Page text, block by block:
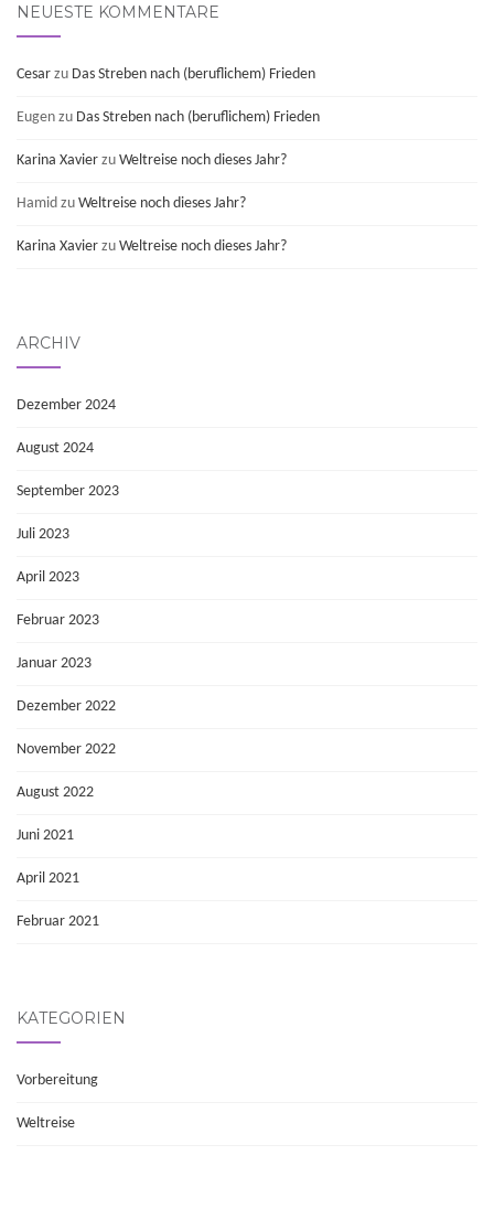
NEUESTE KOMMENTARE
Cesar zu Das Streben nach (beruflichem) Frieden
Eugen zu Das Streben nach (beruflichem) Frieden
Karina Xavier zu Weltreise noch dieses Jahr?
Hamid zu Weltreise noch dieses Jahr?
Karina Xavier zu Weltreise noch dieses Jahr?
ARCHIV
Dezember 2024
August 2024
September 2023
Juli 2023
April 2023
Februar 2023
Januar 2023
Dezember 2022
November 2022
August 2022
Juni 2021
April 2021
Februar 2021
KATEGORIEN
Vorbereitung
Weltreise